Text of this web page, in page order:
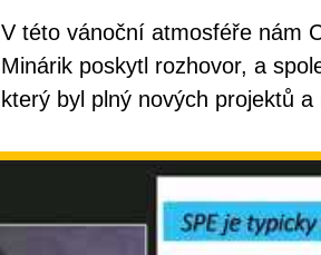
V této vánoční atmosféře nám
Minárik poskytl rozhovor, a
který byl plný nových projektů a